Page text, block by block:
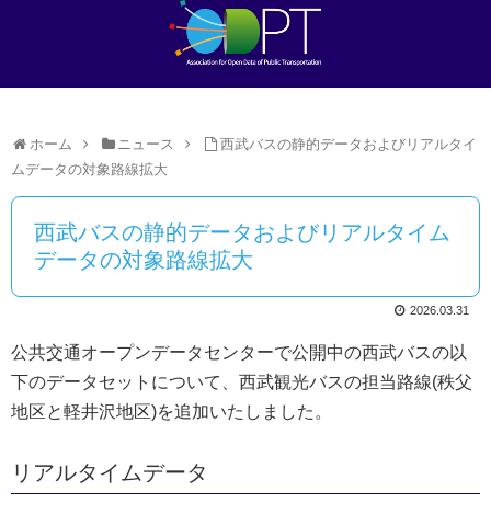
ホーム ニュース
西武バスの静的データおよびリアルタイ
ムデータの対象路線拡大
西武バスの静的データおよびリアルタイム
データの対象路線拡大
2026.03.31
公共交通オープンデータセンターで公開中の西武バスの以
下のデータセットについて、西武観光バスの担当路線(秩父
地区と軽井沢地区)を追加いたしました。
リアルタイムデータ